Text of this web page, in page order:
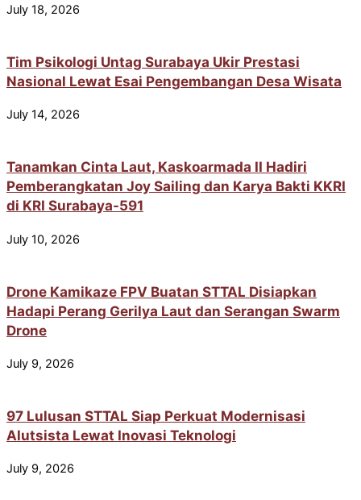
July 18, 2026
Tim Psikologi Untag Surabaya Ukir Prestasi
Nasional Lewat Esai Pengembangan Desa Wisata
July 14, 2026
Tanamkan Cinta Laut, Kaskoarmada II Hadiri
Pemberangkatan Joy Sailing dan Karya Bakti KKRI
di KRI Surabaya-591
July 10, 2026
Drone Kamikaze FPV Buatan STTAL Disiapkan
Hadapi Perang Gerilya Laut dan Serangan Swarm
Drone
July 9, 2026
97 Lulusan STTAL Siap Perkuat Modernisasi
Alutsista Lewat Inovasi Teknologi
July 9, 2026